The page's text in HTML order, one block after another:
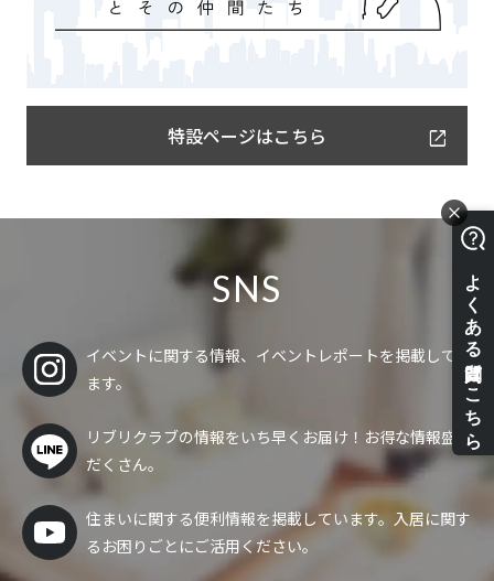
特設ページはこちら
SNS
イベントに関する情報、イベントレポートを掲載してい
ます。
リブリクラブの情報をいち早くお届け！ お得な情報盛り
だくさん。
住まいに関する便利情報を掲載しています。入居に関す
るお困りごとにご活用ください。